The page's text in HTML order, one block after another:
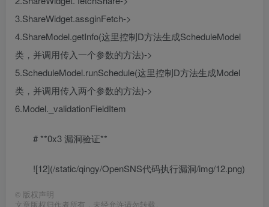
3.ShareWidget.assginFetch->
4.ShareModel.getInfo(这里控制D方法生成ScheduleModel
类，并调用传入一个参数的方法)->
5.ScheduleModel.runSchedule(这里控制D方法生成Model
类，并调用传入两个参数的方法)->
6.Model._validationFieldItem
# **0x3 漏洞验证**
![12](/static/qingy/OpenSNS代码执行漏洞/img/12.png)
© 版权声明
文章版权归作者所有，未经允许请勿转载。